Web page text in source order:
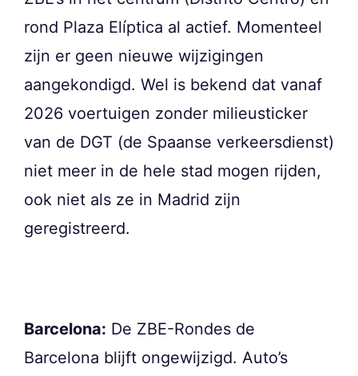
rond Plaza Elíptica al actief. Momenteel
zijn er geen nieuwe wijzigingen
aangekondigd. Wel is bekend dat vanaf
2026 voertuigen zonder milieusticker
van de DGT (de Spaanse verkeersdienst)
niet meer in de hele stad mogen rijden,
ook niet als ze in Madrid zijn
geregistreerd.
Barcelona: De ZBE-Rondes de
Barcelona blijft ongewijzigd. Auto’s